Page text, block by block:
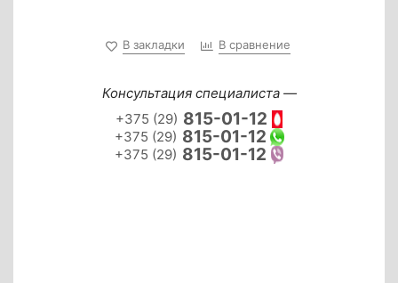
В закладки В сравнение
Консультация специалиста —
+375 (29) 815-01-12
+375 (29) 815-01-12
+375 (29) 815-01-12